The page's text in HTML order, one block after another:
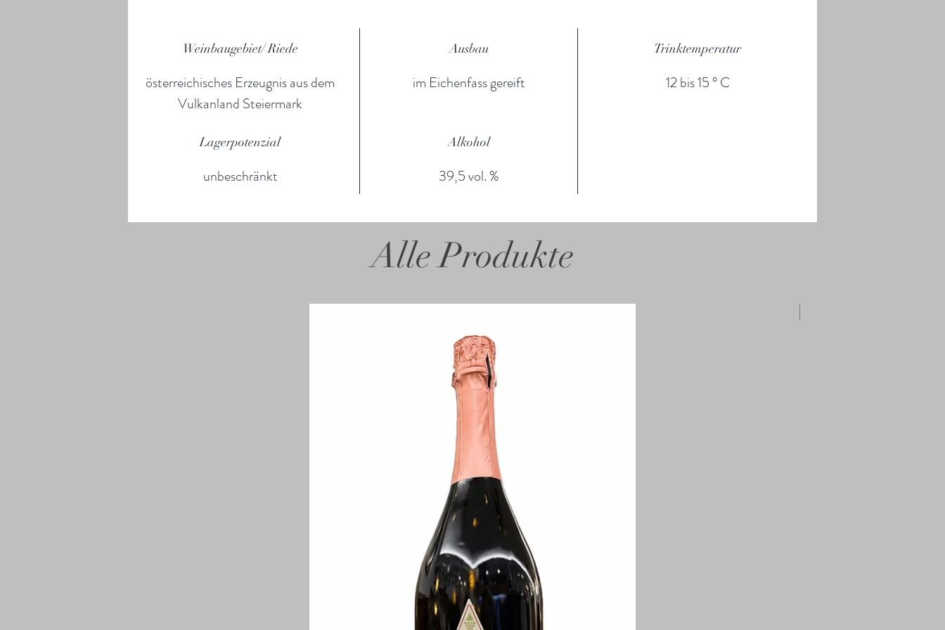
Weinbaugebiet/ Riede
österreichisches Erzeugnis aus dem
Vulkanland Steiermark
Ausbau
im Eichenfass gereift
Trinktemperatur
12 bis 15 ° C
Lagerpotenzial
unbeschränkt
Alkohol
39,5 vol. %
Alle Produkte